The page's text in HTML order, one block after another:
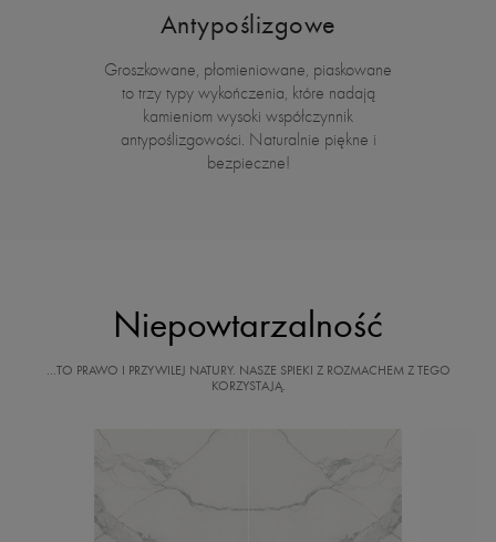
Antypoślizgowe
Groszkowane, płomieniowane, piaskowane
to trzy typy wykończenia, które nadają
kamieniom wysoki współczynnik
antypoślizgowości. Naturalnie piękne i
bezpieczne!
Niepowtarzalność
…TO PRAWO I PRZYWILEJ NATURY. NASZE SPIEKI Z ROZMACHEM Z TEGO
KORZYSTAJĄ.